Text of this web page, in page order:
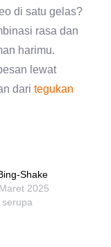
di satu gelas?
rasa dan
harimu.
lewat
dari tegukan
Shake
2025